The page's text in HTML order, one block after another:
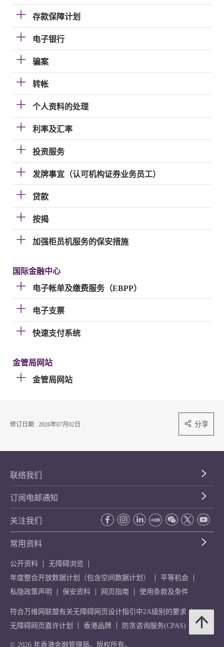
存款保障计划
电子银行
骗案
转帐
个人资料的处理
利率及汇率
投资服务
发牌事宜（认可机构证券业务员工）
贷款
按揭
加强柜员机服务的保安措施
国际金融中心
电子帐单及缴费服务（EBPP）
电子支票
快速支付系统
金管局网站
金管局网站
修订日期 : 2026年07月02日 分享
联络我们
订阅电邮通知
关注我们
常用资料
公开资料
无障碍浏览
年度整合开放数据计划（包含空间数据计划）
平等机会
私隐政策声明
保安资料 网页指南 使用条款及条件
符合万维网联盟有关无障碍网页设计指引中2A级别的要求
无障碍网页嘉许计划
香港品牌 防贪咨询服务(CPAS)
© 2026 年香港金融管理局。版权所有。